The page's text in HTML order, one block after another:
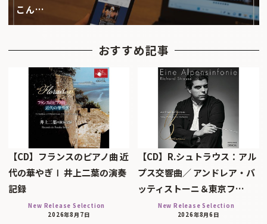
こん…
おすすめ記事
【CD】フランスのピアノ曲 近
代の華やぎⅠ 井上二葉の演奏
記録
New Release Selection
2026年8月7日
【CD】R.シュトラウス：アル
プス交響曲／ アンドレア・バ
ッティストーニ＆東京フ…
New Release Selection
2026年8月6日